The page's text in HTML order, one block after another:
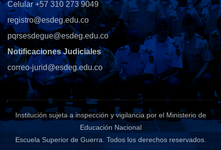
Celular +57 310 273 9049
registro@esdeg.edu.co
pqrsesdegue@esdeg.edu.co
Notificaciones Judiciales
correo-jurid@esdeg.edu.co
Institución sujeta a inspección y vigilancia por el Ministerio de
Educación Nacional
Escuela Superior de Guerra. Todos los derechos reservados.